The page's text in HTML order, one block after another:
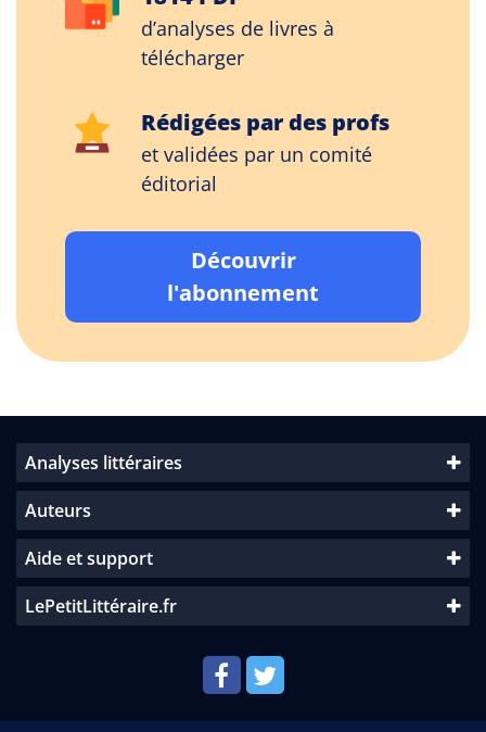
d’analyses de livres à
télécharger
Rédigées par des profs
et validées par un comité
éditorial
Découvrir
l'abonnement
Analyses littéraires
Auteurs
Aide et support
LePetitLittéraire.fr